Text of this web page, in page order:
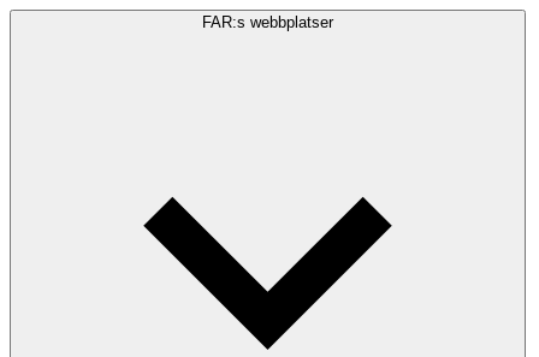
FAR:s webbplatser